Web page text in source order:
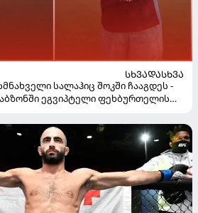
ᲡᲮᲕᲐᲓᲐᲡᲮᲕᲐ
სალაჰიც შოკში ჩააგდეს -
ეგვიპტელი ფეხბურთელის